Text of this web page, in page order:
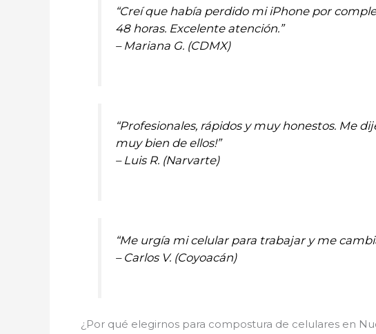
“Creí que había perdido mi iPhone por
48 horas. Excelente atención.”
– Mariana G. (CDMX)
“Profesionales, rápidos y muy honestos. Me
muy bien de ellos!”
– Luis R. (Narvarte)
“Me urgía mi celular para trabajar y me
– Carlos V. (Coyoacán)
¿Por qué elegirnos para compostura de celulares en